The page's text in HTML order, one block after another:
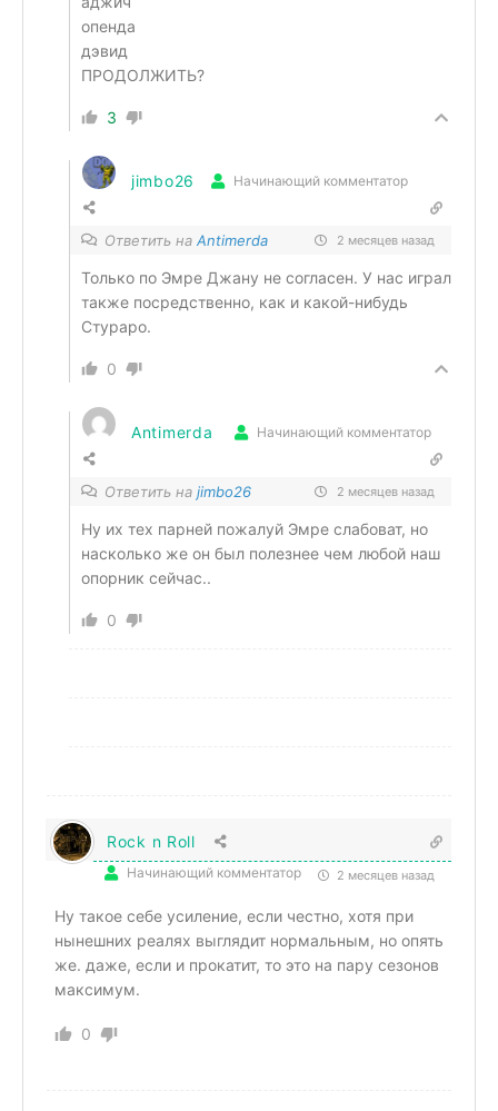
опенда
дэвид
ПРОДОЛЖИТЬ?
3
jimbo26 Начинающий комментатор
Ответить на Antimerda 2 месяцев назад
Только по Эмре Джану не согласен. У нас играл
также посредственно, как и какой-нибудь
Стураро.
0
Antimerda Начинающий комментатор
Ответить на jimbo26 2 месяцев назад
Ну их тех парней пожалуй Эмре слабоват, но
насколько же он был полезнее чем любой наш
опорник сейчас..
0
Rock n Roll
Начинающий комментатор 2 месяцев назад
Ну такое себе усиление, если честно, хотя при
нынешних реалях выглядит нормальным, но опять
же. даже, если и прокатит, то это на пару сезонов
максимум.
0